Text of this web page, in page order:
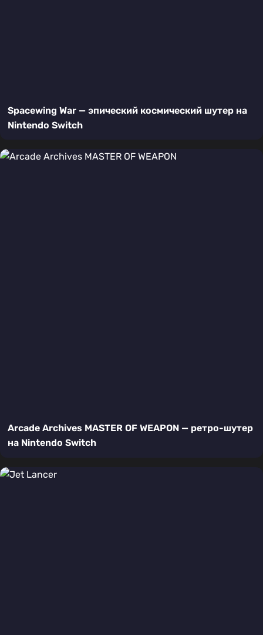
Spacewing War — эпический космический шутер на
Nintendo Switch
Arcade Archives MASTER OF WEAPON — ретро-шутер
на Nintendo Switch